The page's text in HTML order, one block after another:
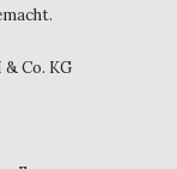
& Co. KG